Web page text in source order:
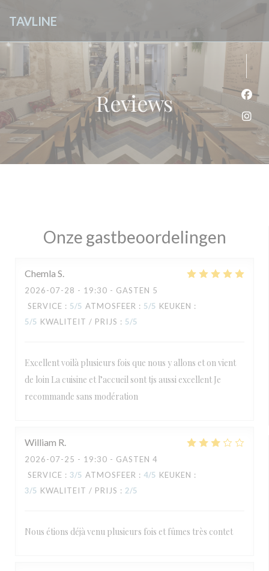
TAVLINE
Reviews
Onze gastbeoordelingen
Chemla S
2026-07-28 - 19:30 - GASTEN 5
SERVICE : 5/5 ATMOSFEER : 5/5 KEUKEN :
5/5 KWALITEIT / PRIJS : 5/5
Excellent voilà plusieurs fois que nous y allons et on vient
de loin La cuisine et l’accueil sont tjs aussi excellent Je
recommande sans modération
William R
2026-07-25 - 19:30 - GASTEN 4
SERVICE : 3/5 ATMOSFEER : 4/5 KEUKEN :
3/5 KWALITEIT / PRIJS : 2/5
Nous étions déjà venu plusieurs fois et fûmes très contet